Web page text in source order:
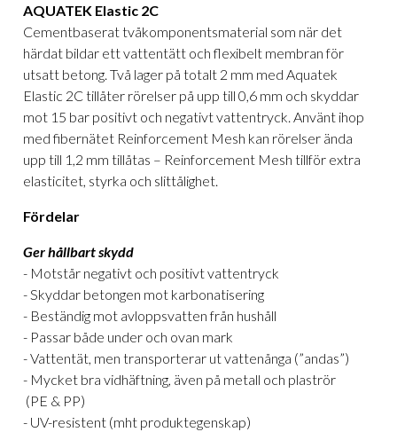
AQUATEK Elastic 2C
Cementbaserat tvåkomponentsmaterial som när det
härdat bildar ett vattentätt och flexibelt membran för
utsatt betong. Två lager på totalt 2 mm med Aquatek
Elastic 2C tillåter rörelser på upp till 0,6 mm och skyddar
mot 15 bar positivt och negativt vattentryck. Använt ihop
med fibernätet Reinforcement Mesh kan rörelser ända
upp till 1,2 mm tillåtas – Reinforcement Mesh tillför extra
elasticitet, styrka och slittålighet.
Fördelar
Ger hållbart skydd
- Motstår negativt och positivt vattentryck
- Skyddar betongen mot karbonatisering
- Beständig mot avloppsvatten från hushåll
- Passar både under och ovan mark
- Vattentät, men transporterar ut vattenånga (”andas”)
- Mycket bra vidhäftning, även på metall och plaströr
(PE & PP)
- UV-resistent (mht produktegenskap)